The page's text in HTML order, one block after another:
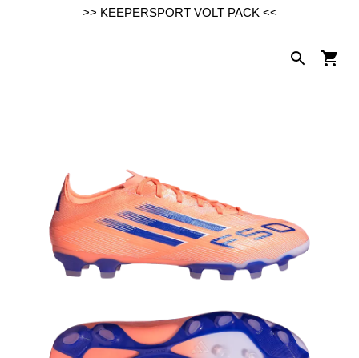
>> KEEPERSPORT VOLT PACK <<